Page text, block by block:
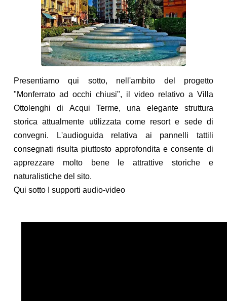
Presentiamo qui sotto, nell'ambito del progetto
"Monferrato ad occhi chiusi", il video relativo a Villa
Ottolenghi di Acqui Terme, una elegante struttura
storica attualmente utilizzata come resort e sede di
convegni. L'audioguida relativa ai pannelli tattili
consegnati risulta piuttosto approfondita e consente di
apprezzare molto bene le attrattive storiche e
naturalistiche del sito.
Qui sotto I supporti audio-video